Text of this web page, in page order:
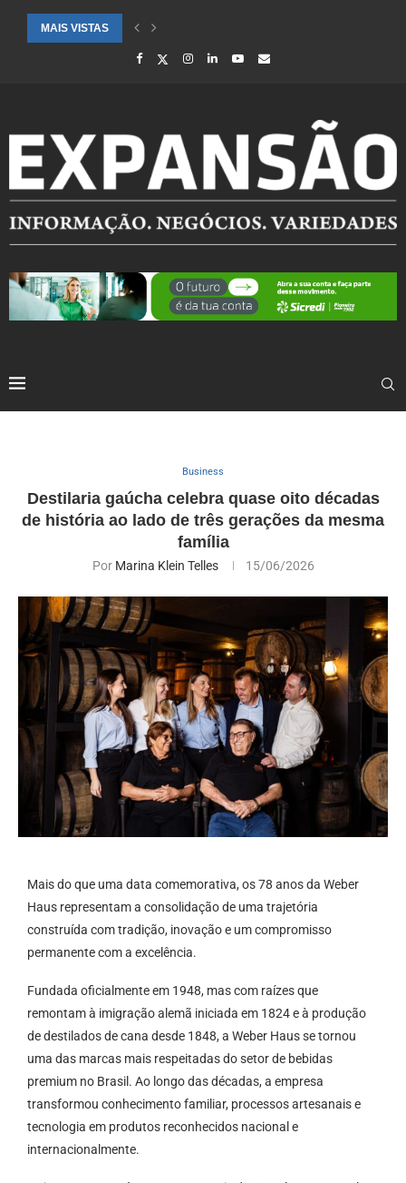
MAIS VISTAS
CIDADES ATENDIDAS PELO SEBRAE RS SÃO DESTAQUE EM
Business
Destilaria gaúcha celebra quase oito décadas
de história ao lado de três gerações da mesma
família
Por Marina Klein Telles 15/06/2026
Mais do que uma data comemorativa, os 78 anos da Weber
Haus representam a consolidação de uma trajetória
construída com tradição, inovação e um compromisso
permanente com a excelência.
Fundada oficialmente em 1948, mas com raízes que
remontam à imigração alemã iniciada em 1824 e à produção
de destilados de cana desde 1848, a Weber Haus se tornou
uma das marcas mais respeitadas do setor de bebidas
premium no Brasil. Ao longo das décadas, a empresa
transformou conhecimento familiar, processos artesanais e
tecnologia em produtos reconhecidos nacional e
internacionalmente.